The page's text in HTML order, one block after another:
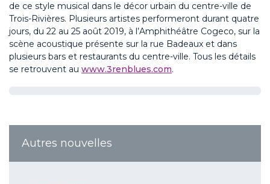
de ce style musical dans le décor urbain du centre-ville de
Trois-Rivières. Plusieurs artistes performeront durant quatre
jours, du 22 au 25 août 2019, à l’Amphithéâtre Cogeco, sur la
scène acoustique présente sur la rue Badeaux et dans
plusieurs bars et restaurants du centre-ville. Tous les détails
se retrouvent au www.3renblues.com.
Autres nouvelles